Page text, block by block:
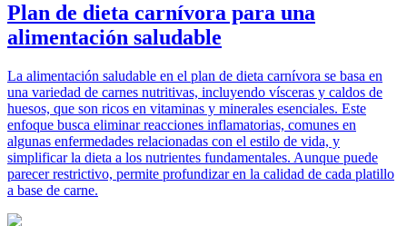
Plan de dieta carnívora para una
alimentación saludable
La alimentación saludable en el plan de dieta carnívora se basa en
una variedad de carnes nutritivas, incluyendo vísceras y caldos de
huesos, que son ricos en vitaminas y minerales esenciales. Este
enfoque busca eliminar reacciones inflamatorias, comunes en
algunas enfermedades relacionadas con el estilo de vida, y
simplificar la dieta a los nutrientes fundamentales. Aunque puede
parecer restrictivo, permite profundizar en la calidad de cada platillo
a base de carne.